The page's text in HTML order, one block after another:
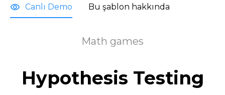
Canlı Demo Bu şablon hakkında